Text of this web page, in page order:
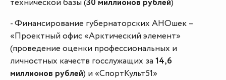
- Финансирование губернаторских АНОшек –
«Проектный офис «Арктический элемент»
(проведение оценки профессиональных и
личностных качеств госслужащих за14,6
миллионов рублей) и «СпортКульт51»